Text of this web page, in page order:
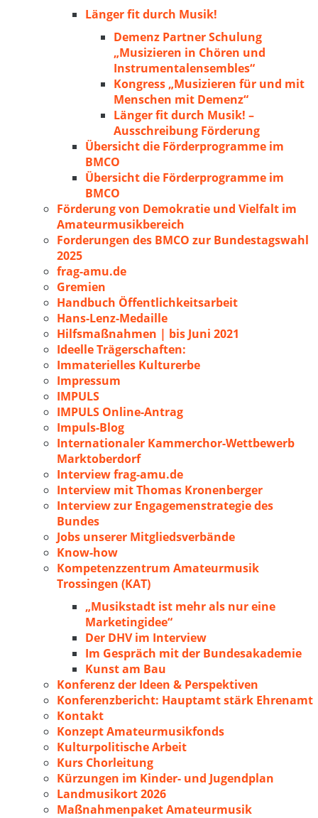
Länger fit durch Musik!
Demenz Partner Schulung
„Musizieren in Chören und
Instrumentalensembles“
Kongress „Musizieren für und mit
Menschen mit Demenz“
Länger fit durch Musik! –
Ausschreibung Förderung
Übersicht die Förderprogramme im
BMCO
Übersicht die Förderprogramme im
BMCO
Förderung von Demokratie und Vielfalt im
Amateurmusikbereich
Forderungen des BMCO zur Bundestagswahl
2025
frag-amu.de
Gremien
Handbuch Öffentlichkeitsarbeit
Hans-Lenz-Medaille
Hilfsmaßnahmen | bis Juni 2021
Ideelle Trägerschaften:
Immaterielles Kulturerbe
Impressum
IMPULS
IMPULS Online-Antrag
Impuls-Blog
Internationaler Kammerchor-Wettbewerb
Marktoberdorf
Interview frag-amu.de
Interview mit Thomas Kronenberger
Interview zur Engagemenstrategie des
Bundes
Jobs unserer Mitgliedsverbände
Know-how
Kompetenzzentrum Amateurmusik
Trossingen (KAT)
„Musikstadt ist mehr als nur eine
Marketingidee“
Der DHV im Interview
Im Gespräch mit der Bundesakademie
Kunst am Bau
Konferenz der Ideen & Perspektiven
Konferenzbericht: Hauptamt stärk Ehrenamt
Kontakt
Konzept Amateurmusikfonds
Kulturpolitische Arbeit
Kurs Chorleitung
Kürzungen im Kinder- und Jugendplan
Landmusikort 2026
Maßnahmenpaket Amateurmusik